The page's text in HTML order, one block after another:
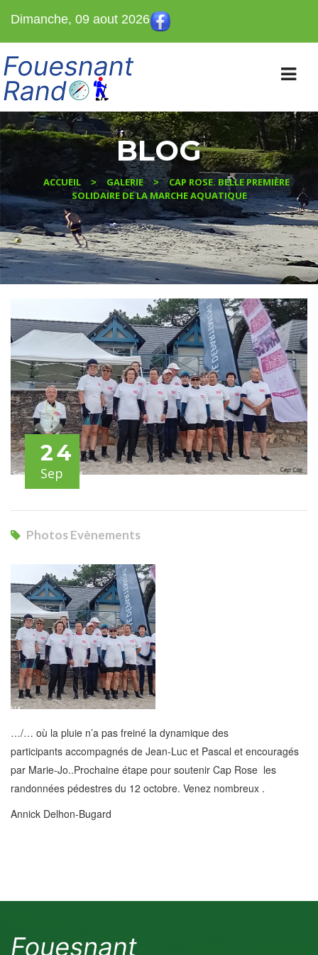
Dimanche, 09 aout 2026
BLOG
ACCUEIL > GALERIE >
CAP ROSE. BELLE PREMIÈRE
SOLIDAIRE DE LA MARCHE AQUATIQUE
24
Sep
Photos Evènements
Photos
…/… où la pluie n’a pas freiné la dynamique des
participants accompagnés de Jean-Luc et Pascal et encouragés
par Marie-Jo..Prochaine étape pour soutenir Cap Rose les
randonnées pédestres du 12 octobre. Venez nombreux .
Annick Delhon-Bugard